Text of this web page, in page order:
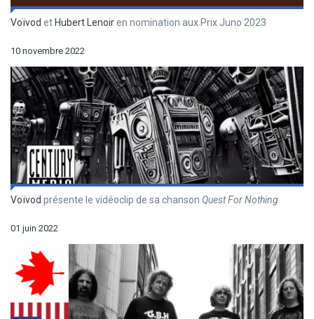
Voïvod et Hubert Lenoiren nomination aux Prix Juno 2023
10 novembre 2022
Voïvod présente le vidéoclip de sa chanson Quest For Nothing
01 juin 2022